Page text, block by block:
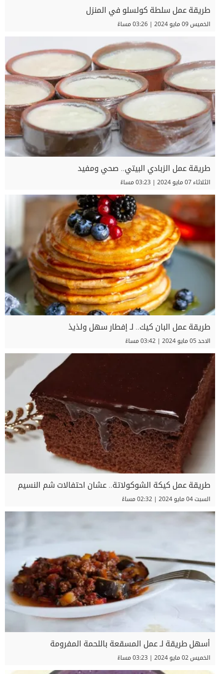
طريقة عمل سلطة كولسلو في المنزل
الخميس 09 مايو 2024 | 03:26 مساءً
طريقة عمل الزبادي البيتي.. صحي ومفيد
الثلاثاء 07 مايو 2024 | 03:23 مساءً
طريقة عمل البان كيك.. لـ إفطار سهل ولذيذ
الاحد 05 مايو 2024 | 03:42 مساءً
طريقة عمل كيكة الشوكولاتة.. عشان احتفالات شم النسيم
السبت 04 مايو 2024 | 02:32 مساءً
أسهل طريقة لـ عمل المسقعة باللحمة المفرومة
الخميس 02 مايو 2024 | 03:23 مساءً